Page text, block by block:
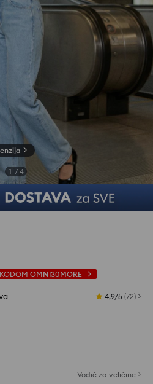
1 / 4
OMNI30MORE
4,9/5 (72)
Vodič za veličine